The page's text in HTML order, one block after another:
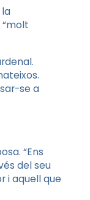
se a
“Ens
del seu
i aquell que